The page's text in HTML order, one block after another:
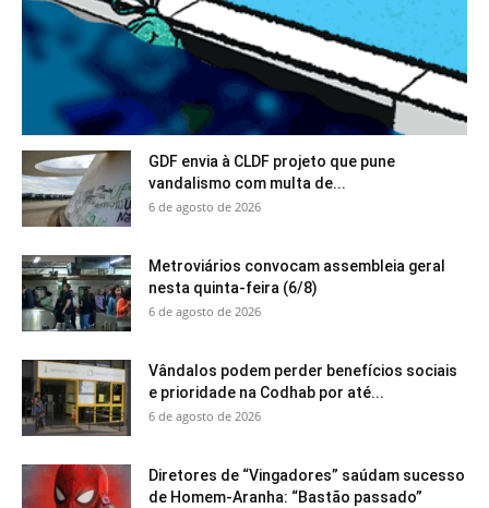
GDF envia à CLDF projeto que pune
vandalismo com multa de...
6 de agosto de 2026
Metroviários convocam assembleia geral
nesta quinta-feira (6/8)
6 de agosto de 2026
Vândalos podem perder benefícios sociais
e prioridade na Codhab por até...
6 de agosto de 2026
Diretores de “Vingadores” saúdam sucesso
de Homem-Aranha: “Bastão passado”